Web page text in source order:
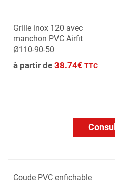
Grille inox 120 avec
manchon PVC Airfit
Ø110-90-50
à partir de 38.74€ TTC
Coude PVC enfichable